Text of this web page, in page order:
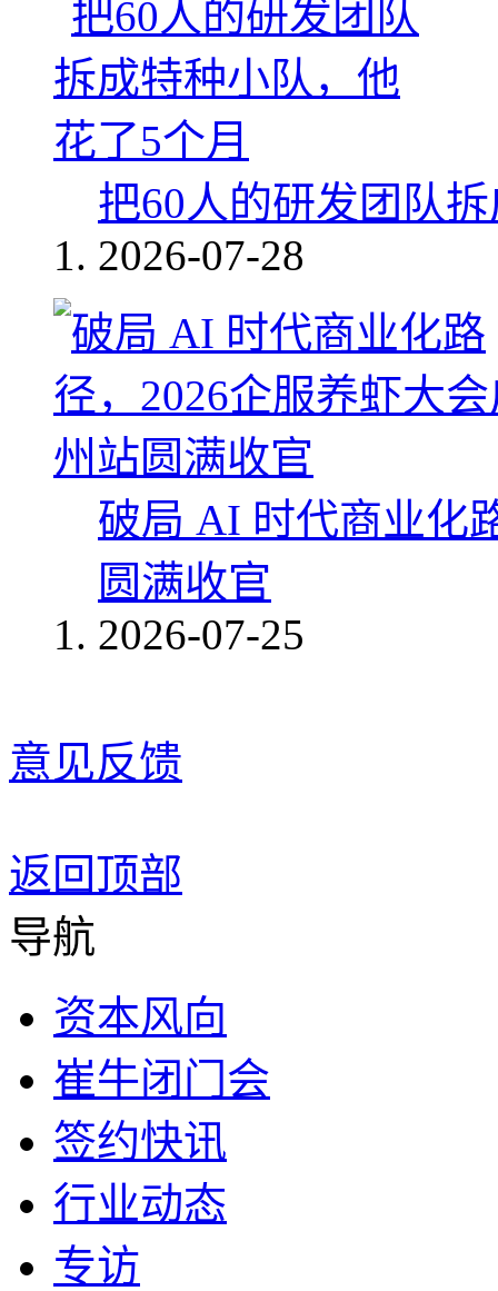
把60人的研发团队
2026-07-28
破局 AI 时代商业化
圆满收官
2026-07-25
意见反馈
返回顶部
导航
资本风向
崔牛闭门会
签约快讯
行业动态
专访